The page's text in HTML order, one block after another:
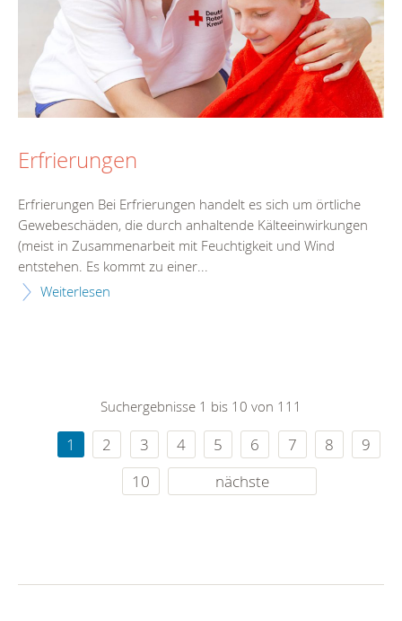
Erfrierungen
Erfrierungen Bei Erfrierungen handelt es sich um örtliche
Gewebeschäden, die durch anhaltende Kälteeinwirkungen
(meist in Zusammenarbeit mit Feuchtigkeit und Wind
entstehen. Es kommt zu einer...
Weiterlesen
Suchergebnisse 1 bis 10 von 111
1 2 3 4 5 6 7 8
9
10
nächste